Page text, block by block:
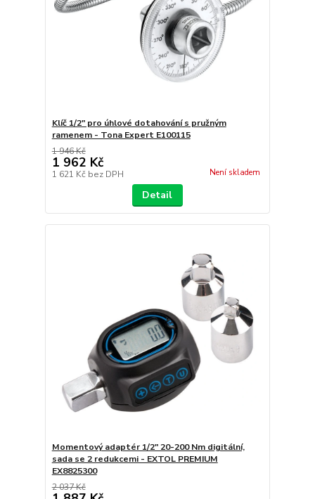
Klíč 1/2" pro úhlové dotahování s pružným
ramenem - Tona Expert E100115
1 946 Kč
1 962 Kč
1 621 Kč bez DPH Není skladem
Detail
Momentový adaptér 1/2" 20-200 Nm digitální,
sada se 2 redukcemi - EXTOL PREMIUM
EX8825300
2 037 Kč